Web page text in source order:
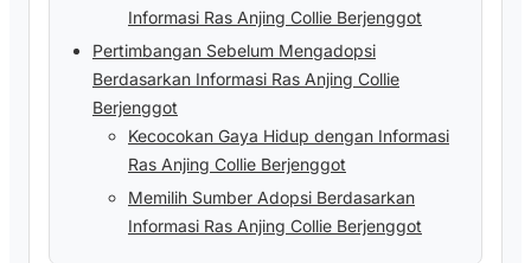
Informasi Ras Anjing Collie Berjenggot
Pertimbangan Sebelum Mengadopsi
Berdasarkan Informasi Ras Anjing Collie
Berjenggot
Kecocokan Gaya Hidup dengan Informasi
Ras Anjing Collie Berjenggot
Memilih Sumber Adopsi Berdasarkan
Informasi Ras Anjing Collie Berjenggot